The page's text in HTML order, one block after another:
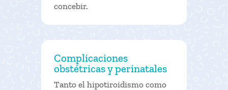
concebir.
Complicaciones
obstétricas y perinatales
Tanto el hipotiroidismo como